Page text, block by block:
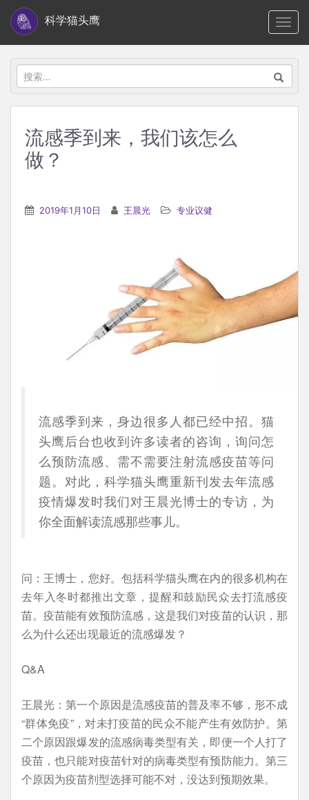
i
科学猫头鹰
搜
索：
流感季到来，我们该怎么
做？
2019年1月10日 王晨光 专业议健
流感季到来，身边很多人都已经中招。猫
头鹰后台也收到许多读者的咨询，询问怎
么预防流感、需不需要注射流感疫苗等问
题。对此，科学猫头鹰重新刊发去年流感
疫情爆发时我们对王晨光博士的专访，为
你全面解读流感那些事儿。
问：王博士，您好。包括科学猫头鹰在内的很多机构在
去年入冬时都推出文章，提醒和鼓励民众去打流感疫
苗。疫苗能有效预防流感，这是我们对疫苗的认识，那
么为什么还出现最近的流感爆发？
Q&A
王晨光：第一个原因是流感疫苗的普及率不够，形不成
“群体免疫”，对未打疫苗的民众不能产生有效防护。第
二个原因跟爆发的流感病毒类型有关，即便一个人打了
疫苗，也只能对疫苗针对的病毒类型有预防能力。第三
个原因为疫苗剂型选择可能不对，没达到预期效果。